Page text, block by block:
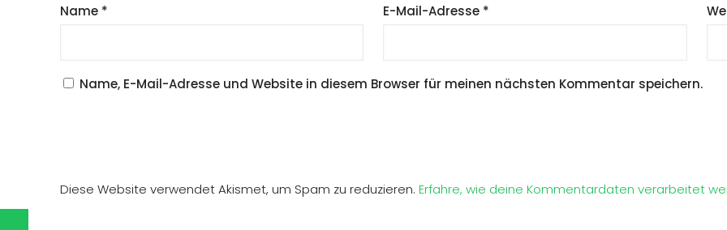
Name * E-Mail-Adresse *
Name, E-Mail-Adresse und Website in diesem Browser für meinen nächsten Kommentar speichern.
Diese Website verwendet Akismet, um Spam zu reduzieren. Erfahre, wie deine Kommentardaten verarbeitet